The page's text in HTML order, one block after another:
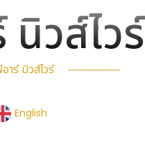
วส์ไวร์
ร์ นิวส์ไวร์
English